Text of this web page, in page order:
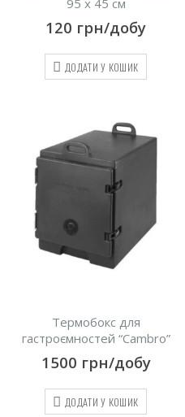
95 х 45 см
120 грн/добу
ДОДАТИ У КОШИК
Термобокс для
гастроємностей “Сambro”
1500 грн/добу
ДОДАТИ У КОШИК